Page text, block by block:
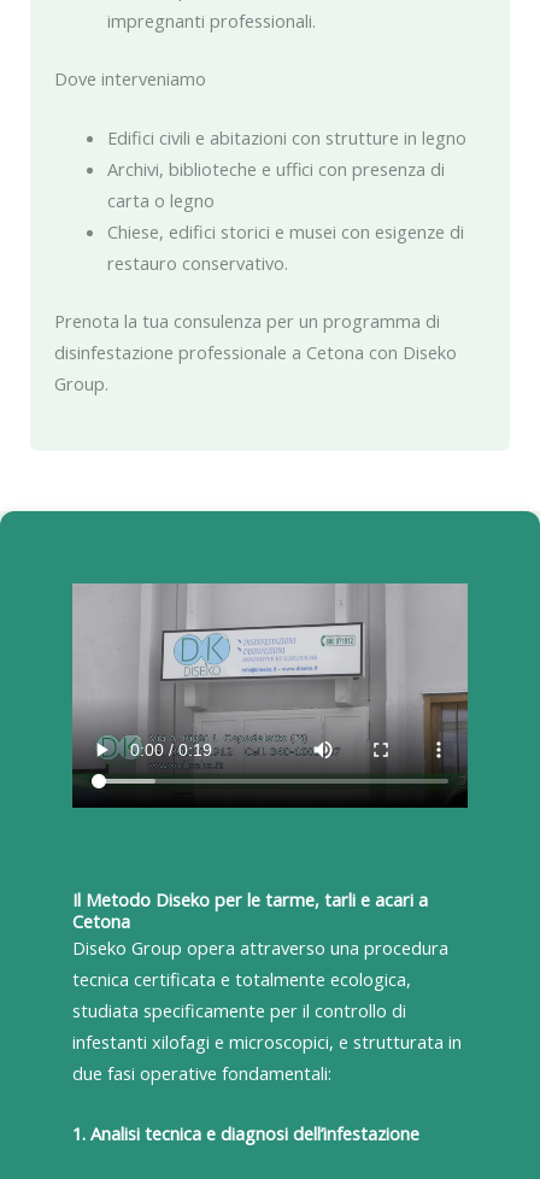
impregnanti professionali.
Dove interveniamo
Edifici civili e abitazioni con strutture in legno
Archivi, biblioteche e uffici con presenza di
carta o legno
Chiese, edifici storici e musei con esigenze di
restauro conservativo.
Prenota la tua consulenza per un programma di
disinfestazione professionale a Cetona con Diseko
Group.
Il Metodo Diseko per le tarme, tarli e acari a
Cetona
Diseko Group opera attraverso una procedura
tecnica certificata e totalmente ecologica,
studiata specificamente per il controllo di
infestanti xilofagi e microscopici, e strutturata in
due fasi operative fondamentali:
1. Analisi tecnica e diagnosi dell’infestazione